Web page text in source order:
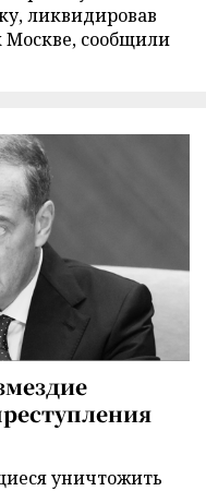
ликвидировав
Москве, сообщили
уничтожить